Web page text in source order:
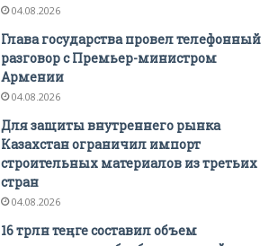
04.08.2026
Глава государства провел телефонный
разговор с Премьер-министром
Армении
04.08.2026
Для защиты внутреннего рынка
Казахстан ограничил импорт
строительных материалов из третьих
стран
04.08.2026
16 трлн теңге составил объем